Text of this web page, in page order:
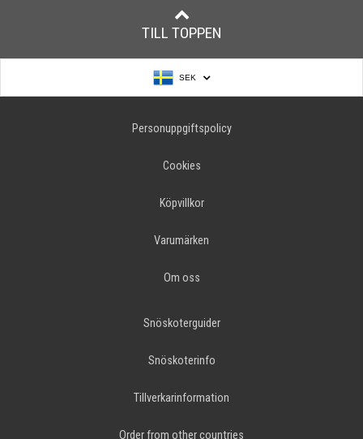
TILL TOPPEN
SEK
Personuppgiftspolicy
Cookies
Köpvillkor
Varumärken
Om oss
Snöskoterguider
Snöskoterinfo
Tillverkarinformation
Order from other countries